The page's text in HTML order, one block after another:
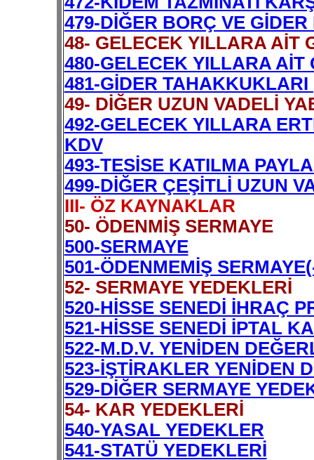
479-DİĞER BORÇ VE
48- GELECEK YILLARA AİT
480-GELECEK YILLARA AİT
481-GİDER TAHAKKUKLARI
49- DİĞER UZUN VADELİ
492-GELECEK YILLARA
KDV
493-TESİSE KATILMA
499-DİĞER ÇEŞİTLİ UZUN
III- ÖZ KAYNAKLAR
50- ÖDENMİŞ SERMAYE
500-SERMAYE
501-ÖDENMEMİŞ
52- SERMAYE YEDEKLERİ
520-HİSSE SENEDİ İHRAÇ
521-HİSSE SENEDİ İPTAL
522-M.D.V. YENİDEN
523-İŞTİRAKLER YENİDEN
529-DİĞER SERMAYE
54- KAR YEDEKLERİ
540-YASAL YEDEKLER
541-STATÜ YEDEKLERİ